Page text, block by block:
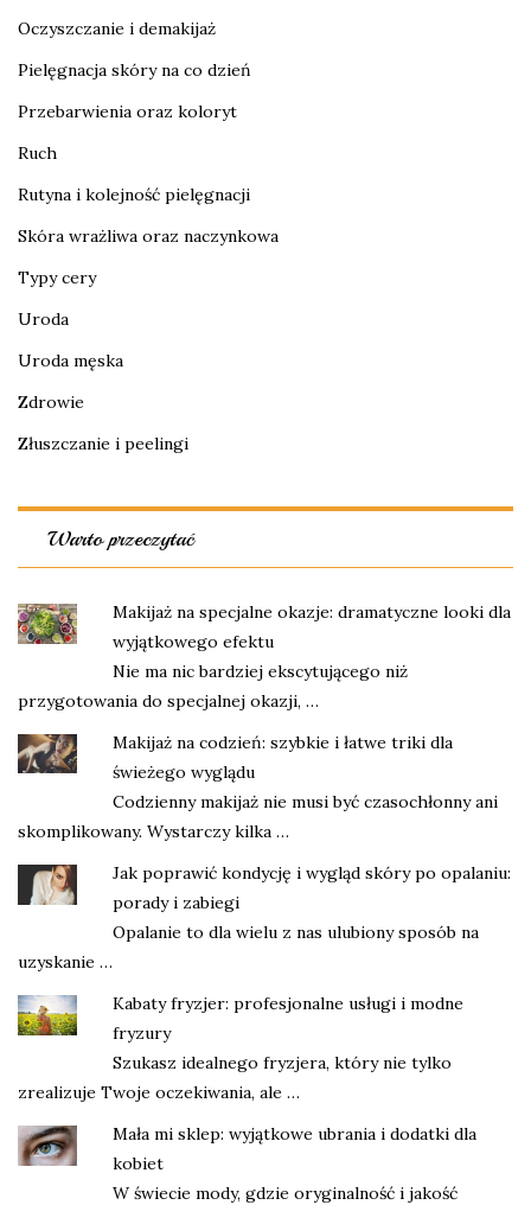
Oczyszczanie i demakijaż
Pielęgnacja skóry na co dzień
Przebarwienia oraz koloryt
Ruch
Rutyna i kolejność pielęgnacji
Skóra wrażliwa oraz naczynkowa
Typy cery
Uroda
Uroda męska
Zdrowie
Złuszczanie i peelingi
Warto przeczytać
Makijaż na specjalne okazje: dramatyczne looki dla
wyjątkowego efektu
Nie ma nic bardziej ekscytującego niż
przygotowania do specjalnej okazji, …
Makijaż na codzień: szybkie i łatwe triki dla
świeżego wyglądu
Codzienny makijaż nie musi być czasochłonny ani
skomplikowany. Wystarczy kilka …
Jak poprawić kondycję i wygląd skóry po opalaniu:
porady i zabiegi
Opalanie to dla wielu z nas ulubiony sposób na
uzyskanie …
Kabaty fryzjer: profesjonalne usługi i modne
fryzury
Szukasz idealnego fryzjera, który nie tylko
zrealizuje Twoje oczekiwania, ale …
Mała mi sklep: wyjątkowe ubrania i dodatki dla
kobiet
W świecie mody, gdzie oryginalność i jakość